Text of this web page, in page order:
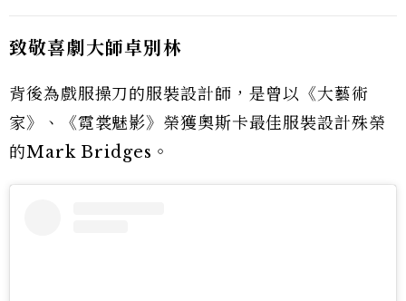
致敬喜劇大師卓別林
背後為戲服操刀的服裝設計師，是曾以《大藝術
家》、《霓裳魅影》榮獲奧斯卡最佳服裝設計殊榮
的Mark Bridges。